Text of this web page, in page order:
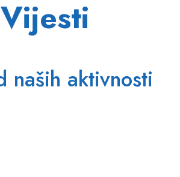
Vijesti
naših aktivnosti